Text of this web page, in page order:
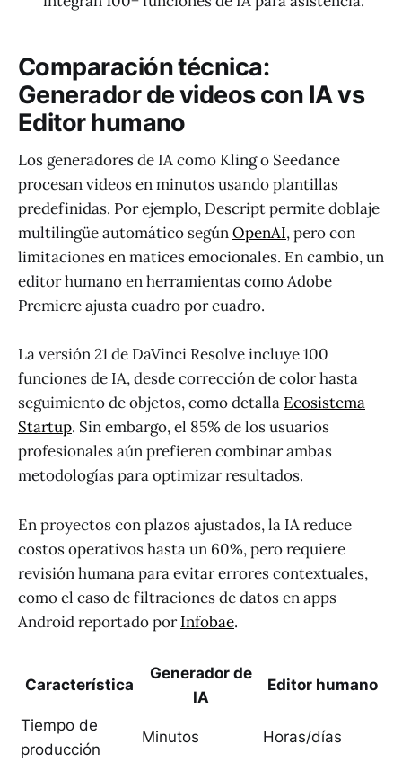
Comparación técnica:
Generador de videos con IA vs
Editor humano
Los generadores de IA como Kling o Seedance
procesan videos en minutos usando plantillas
predefinidas. Por ejemplo, Descript permite doblaje
multilingüe automático segúnOpenAI, pero con
limitaciones en matices emocionales. En cambio, un
editor humano en herramientas como Adobe
Premiere ajusta cuadro por cuadro.
La versión 21 de DaVinci Resolve incluye 100
funciones de IA, desde corrección de color hasta
seguimiento de objetos, como detalla Ecosistema
Startup. Sin embargo, el 85% de los usuarios
profesionales aún prefieren combinar ambas
metodologías para optimizar resultados.
En proyectos con plazos ajustados, la IA reduce
costos operativos hasta un 60%, pero requiere
revisión humana para evitar errores contextuales,
como el caso de filtraciones de datos en apps
Android reportado porInfobae.
Característica
Generador de
IA
Editor humano
Tiempo de
producción
Minutos Horas/días